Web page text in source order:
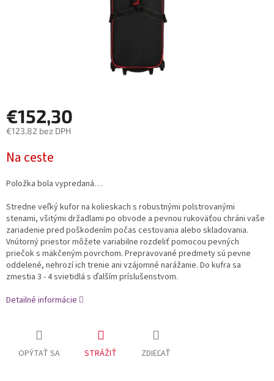
€152,30
€123,82 bez DPH
cena:
Na ceste
Položka bola vypredaná…
Stredne veľký kufor na kolieskach s robustnými polstrovanými
stenami, všitými držadlami po obvode a pevnou rukoväťou chráni vaše
zariadenie pred poškodením počas cestovania alebo skladovania.
Vnútorný priestor môžete variabilne rozdeliť pomocou pevných
priečok s mäkčeným povrchom. Prepravované predmety sú pevne
oddelené, nehrozí ich trenie ani vzájomné narážanie. Do kufra sa
zmestia 3 - 4 svietidlá s ďalším príslušenstvom.
Detailné informácie
OPÝTAŤ SA STRÁŽIŤ ZDIEĽAŤ